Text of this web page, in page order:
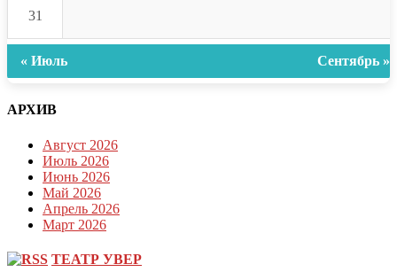
31
« Июль Сентябрь »
АРХИВ
Август 2026
Июль 2026
Июнь 2026
Май 2026
Апрель 2026
Март 2026
ТЕАТР УВЕР